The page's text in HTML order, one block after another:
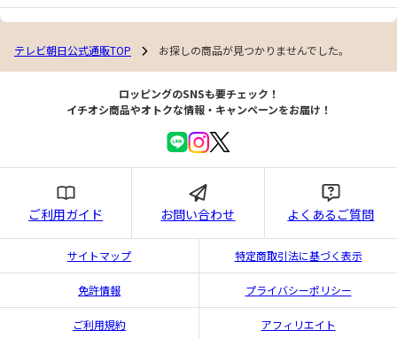
テレビ朝日公式通販TOP お探しの商品が見つかりませんでした。
ロッピングのSNSも要チェック！
イチオシ商品やオトクな情報・キャンペーンをお届け！
ご利用ガイド お問い合わせ よくあるご質問
サイトマップ 特定商取引法に基づく表示
免許情報 プライバシーポリシー
ご利用規約 アフィリエイト